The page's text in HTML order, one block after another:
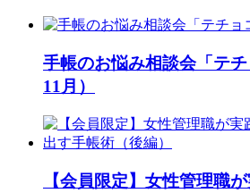
手帳のお悩み相談会「テ
11月）
【会員限定】女性管理職